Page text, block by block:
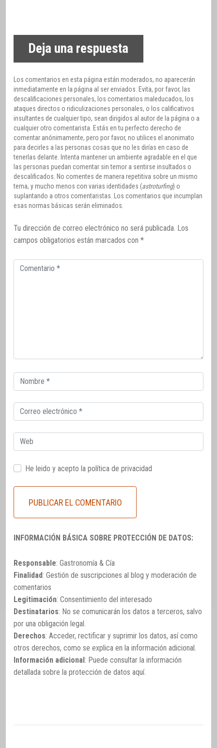
Deja una respuesta
Los comentarios en esta página están moderados, no aparecerán
inmediatamente en la página al ser enviados. Evita, por favor, las
descalificaciones personales, los comentarios maleducados, los
ataques directos o ridiculizaciones personales, o los calificativos
insultantes de cualquier tipo, sean dirigidos al autor de la página o a
cualquier otro comentarista. Estás en tu perfecto derecho de
comentar anónimamente, pero por favor, no utilices el anonimato
para decirles a las personas cosas que no les dirías en caso de
tenerlas delante. Intenta mantener un ambiente agradable en el que
las personas puedan comentar sin temor a sentirse insultados o
descalificados. No comentes de manera repetitiva sobre un mismo
tema, y mucho menos con varias identidades (astroturfing) o
suplantando a otros comentaristas. Los comentarios que incumplan
esas normas básicas serán eliminados.
Tu dirección de correo electrónico no será publicada. Los
campos obligatorios están marcados con *
Comentario
Correo
electrónico
Correo
electrónico
Web
He leido y acepto la política de privacidad
INFORMACIÓN BÁSICA SOBRE PROTECCIÓN DE DATOS:
Responsable: Gastronomía & Cía
Finalidad: Gestión de suscripciones al blog y moderación de
comentarios
Legitimación: Consentimiento del interesado
Destinatarios: No se comunicarán los datos a terceros, salvo
por una obligación legal.
Derechos: Acceder, rectificar y suprimir los datos, así como
otros derechos, como se explica en la información adicional.
Información adicional: Puede consultar la información
detallada sobre la protección de datos aquí.